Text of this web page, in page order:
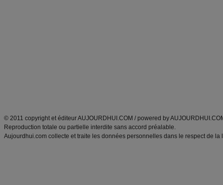
© 2011 copyright et éditeur AUJOURDHUI.COM / powered by
Reproduction totale ou partielle interdite sans accord préalable.
Aujourdhui.com collecte et traite les données personnelles dans le respect de